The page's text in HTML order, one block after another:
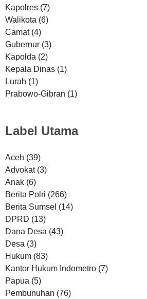
Kapolres (7)
Walikota (6)
Camat (4)
Gubernur (3)
Kapolda (2)
Kepala Dinas (1)
Lurah (1)
Prabowo-Gibran (1)
Label Utama
Aceh (39)
Advokat (3)
Anak (6)
Berita Polri (266)
Berita Sumsel (14)
DPRD (13)
Dana Desa (43)
Desa (3)
Hukum (83)
Kantor Hukum Indometro (7)
Papua (5)
Pembunuhan (76)